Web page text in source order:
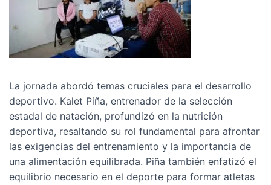
La jornada abordó temas cruciales para el desarrollo
deportivo. Kalet Piña, entrenador de la selección
estadal de natación, profundizó en la nutrición
deportiva, resaltando su rol fundamental para afrontar
las exigencias del entrenamiento y la importancia de
una alimentación equilibrada. Piña también enfatizó el
equilibrio necesario en el deporte para formar atletas